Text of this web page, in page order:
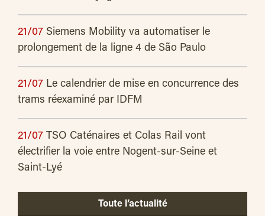
21/07 Siemens Mobility va automatiser le
prolongement de la ligne 4 de São Paulo
21/07 Le calendrier de mise en concurrence des
trams réexaminé par IDFM
21/07 TSO Caténaires et Colas Rail vont
électrifier la voie entre Nogent-sur-Seine et
Saint-Lyé
Toute l’actualité